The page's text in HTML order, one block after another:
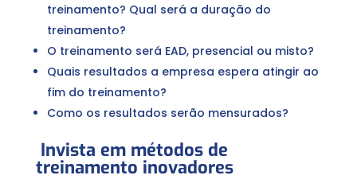
treinamento? Qual será a duração do
treinamento?
O treinamento será EAD, presencial ou misto?
Quais resultados a empresa espera atingir ao
fim do treinamento?
Como os resultados serão mensurados?
Invista em métodos de
treinamento inovadores